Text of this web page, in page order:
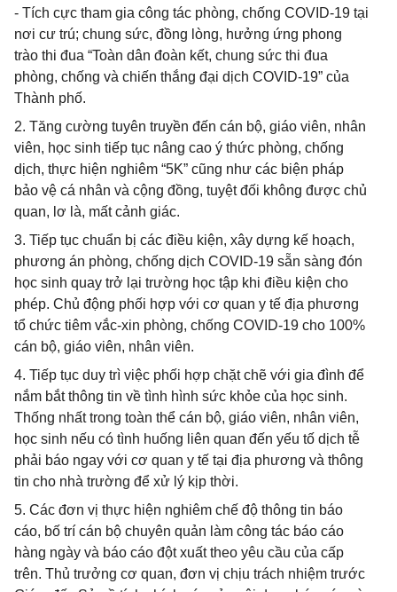
- Tích cực tham gia công tác phòng, chống COVID-19 tại
nơi cư trú; chung sức, đồng lòng, hưởng ứng phong
trào thi đua “Toàn dân đoàn kết, chung sức thi đua
phòng, chống và chiến thắng đại dịch COVID-19” của
Thành phố.
2. Tăng cường tuyên truyền đến cán bộ, giáo viên, nhân
viên, học sinh tiếp tục nâng cao ý thức phòng, chống
dịch, thực hiện nghiêm “5K” cũng như các biện pháp
bảo vệ cá nhân và cộng đồng, tuyệt đối không được chủ
quan, lơ là, mất cảnh giác.
3. Tiếp tục chuẩn bị các điều kiện, xây dựng kế hoạch,
phương án phòng, chống dịch COVID-19 sẵn sàng đón
học sinh quay trở lại trường học tập khi điều kiện cho
phép. Chủ động phối hợp với cơ quan y tế địa phương
tổ chức tiêm vắc-xin phòng, chống COVID-19 cho 100%
cán bộ, giáo viên, nhân viên.
4. Tiếp tục duy trì việc phối hợp chặt chẽ với gia đình để
nắm bắt thông tin về tình hình sức khỏe của học sinh.
Thống nhất trong toàn thể cán bộ, giáo viên, nhân viên,
học sinh nếu có tình huống liên quan đến yếu tố dịch tễ
phải báo ngay với cơ quan y tế tại địa phương và thông
tin cho nhà trường để xử lý kịp thời.
5. Các đơn vị thực hiện nghiêm chế độ thông tin báo
cáo, bố trí cán bộ chuyên quản làm công tác báo cáo
hàng ngày và báo cáo đột xuất theo yêu cầu của cấp
trên. Thủ trưởng cơ quan, đơn vị chịu trách nhiệm trước